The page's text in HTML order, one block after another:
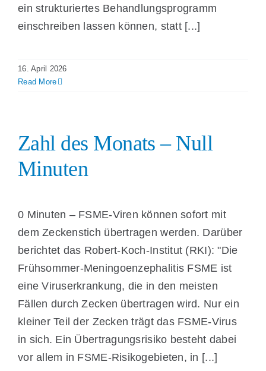
ein strukturiertes Behandlungsprogramm
einschreiben lassen können, statt [...]
16. April 2026
Read More
Zahl des Monats – Null
Minuten
0 Minuten – FSME-Viren können sofort mit
dem Zecken­stich über­tragen werden. Darüber
berichtet das Robert-Koch-Institut (RKI): "Die
Früh­sommer-Meningo­enzepha­litis FSME ist
eine Virus­erkrankung, die in den meisten
Fällen durch Zecken über­tragen wird. Nur ein
kleiner Teil der Zecken trägt das FSME-Virus
in sich. Ein Über­tragungs­risiko besteht dabei
vor allem in FSME-Risiko­gebieten, in [...]